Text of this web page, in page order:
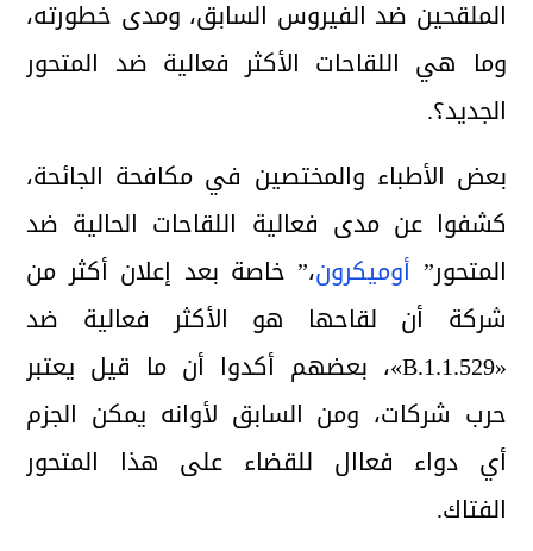
الملقحين ضد الفيروس السابق، ومدى خطورته،
وما هي اللقاحات الأكثر فعالية ضد المتحور
الجديد؟.
بعض الأطباء والمختصين في مكافحة الجائحة،
كشفوا عن مدى فعالية اللقاحات الحالية ضد
المتحور” أوميكرون،” خاصة بعد إعلان أكثر من
شركة أن لقاحها هو الأكثر فعالية ضد
«B.1.1.529»، بعضهم أكدوا أن ما قيل يعتبر
حرب شركات، ومن السابق لأوانه يمكن الجزم
أي دواء فعاال للقضاء على هذا المتحور
الفتاك.